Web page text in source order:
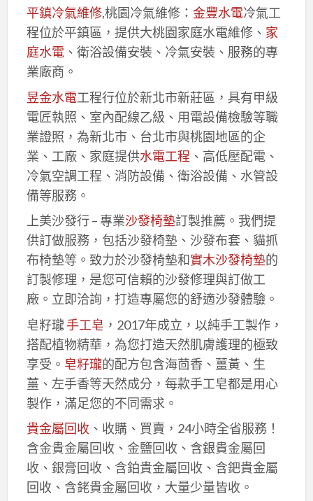
平鎮冷氣維修,桃園冷氣維修： 金豐水電冷氣工
程位於平鎮區，提供大桃園家庭水電維修、 家
庭水電、衛浴設備安裝、冷氣安裝、服務的專
業廠商。
昱金水電工程行位於新北市新莊區，具有甲級
電匠執照、室內配線乙級、用電設備檢驗等職
業證照，為新北市、台北市與桃園地區的企
業、工廠、家庭提供水電工程 、高低壓配電、
冷氣空調工程、消防設備、衛浴設備、水管設
備等服務。
上美沙發行 – 專業沙發椅墊訂製推薦。我們提
供訂做服務，包括沙發椅墊、沙發布套、貓抓
布椅墊等。致力於沙發椅墊和實木沙發椅墊的
訂製修理，是您可信賴的沙發修理與訂做工
廠。立即洽詢，打造專屬您的舒適沙發體驗。
皂籽瓏手工皂 ，2017年成立，以純手工製作，
搭配植物精華，為您打造天然肌膚護理的極致
享受。 皂籽瓏的配方包含海茴香、薑黃、生
薑、左手香等天然成分，每款手工皂都是用心
製作，滿足您的不同需求。
貴金屬回收、收購、買賣，24小時全省服務！
含金貴金屬回收、金鹽回收、含銀貴金屬回
收、銀膏回收、含鉑貴金屬回收、含鈀貴金屬
回收、含銠貴金屬回收，大量少量皆收。